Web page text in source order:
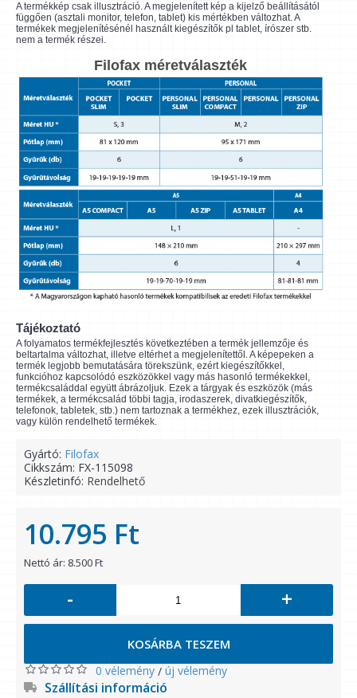
A termékkép csak illusztráció. A megjelenített kép a kijelző beállításától
függően (asztali monitor, telefon, tablet) kis mértékben változhat. A
termékek megjelenítésénél használt kiegészítők pl tablet, írószer stb.
nem a termék részei.
Filofax méretválaszték
Tájékoztató
A folyamatos termékfejlesztés következtében a termék jellemzője és
beltartalma változhat, illetve eltérhet a megjelenítettől. A képepeken a
termék legjobb bemutatására törekszünk, ezért kiegészítőkkel,
funkcióhoz kapcsolódó eszközökkel vagy más hasonló termékekkel,
termékcsaláddal együtt ábrázoljuk. Ezek a tárgyak és eszközök (más
termékek, a termékcsalád többi tagja, irodaszerek, divatkiegészítők,
telefonok, tabletek, stb.) nem tartoznak a termékhez, ezek illusztrációk,
vagy külön rendelhető termékek.
Gyártó: Filofax
Cikkszám: FX-115098
Készletinfó: Rendelhető
10.795 Ft
Nettó ár: 8.500 Ft
- +
KOSÁRBA TESZEM
0 vélemény / új vélemény
Szállítási információ